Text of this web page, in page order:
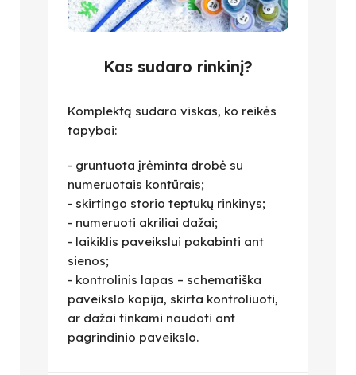
Kas sudaro rinkinį?
Komplektą sudaro viskas, ko reikės
tapybai:
- gruntuota įrėminta drobė su
numeruotais kontūrais;
- skirtingo storio teptukų rinkinys;
- numeruoti akriliai dažai;
- laikiklis paveikslui pakabinti ant
sienos;
- kontrolinis lapas – schematiška
paveikslo kopija, skirta kontroliuoti,
ar dažai tinkami naudoti ant
pagrindinio paveikslo.